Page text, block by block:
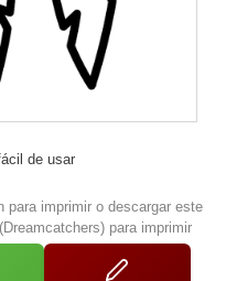
de usar
para imprimir o descargar este
para imprimir